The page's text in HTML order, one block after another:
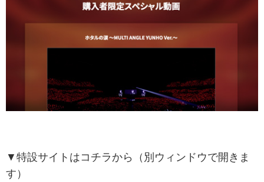
▼特設サイトはコチラから（別ウィンドウで開きま
す）